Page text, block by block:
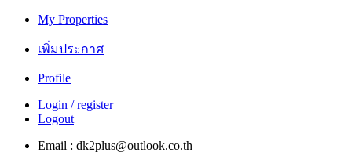
My Properties
เพิ่มประกาศ
Profile
Login / register
Logout
Email : dk2plus@outlook.co.th